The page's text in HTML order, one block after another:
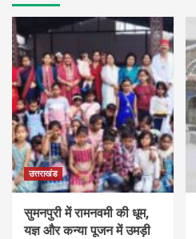
उत्तराखंड
सुमनपुरी में रामनवमी की धूम,
यज्ञ और कन्या पूजन में उमड़ी